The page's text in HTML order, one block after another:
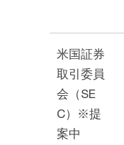
米国証券
取引委員
会（SE
C）※提
案中